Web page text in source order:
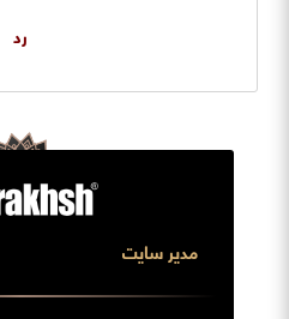
رد
مدیر سایت